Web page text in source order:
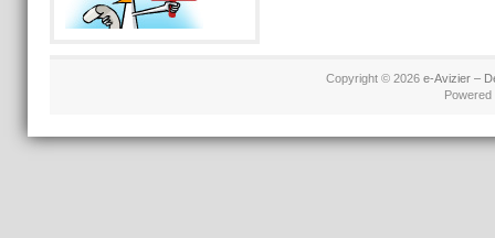
Copyright © 2026 e-Avizier –